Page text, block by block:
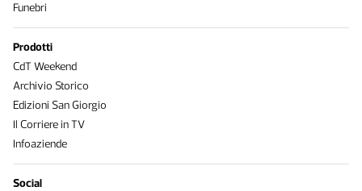
Funebri
Prodotti
CdT Weekend
Archivio Storico
Edizioni San Giorgio
Il Corriere in TV
Infoaziende
Social